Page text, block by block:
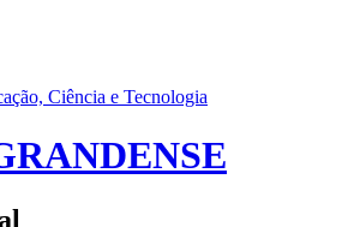
Ciência e Tecnologia